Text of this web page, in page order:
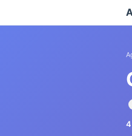
Panneau de gestion des